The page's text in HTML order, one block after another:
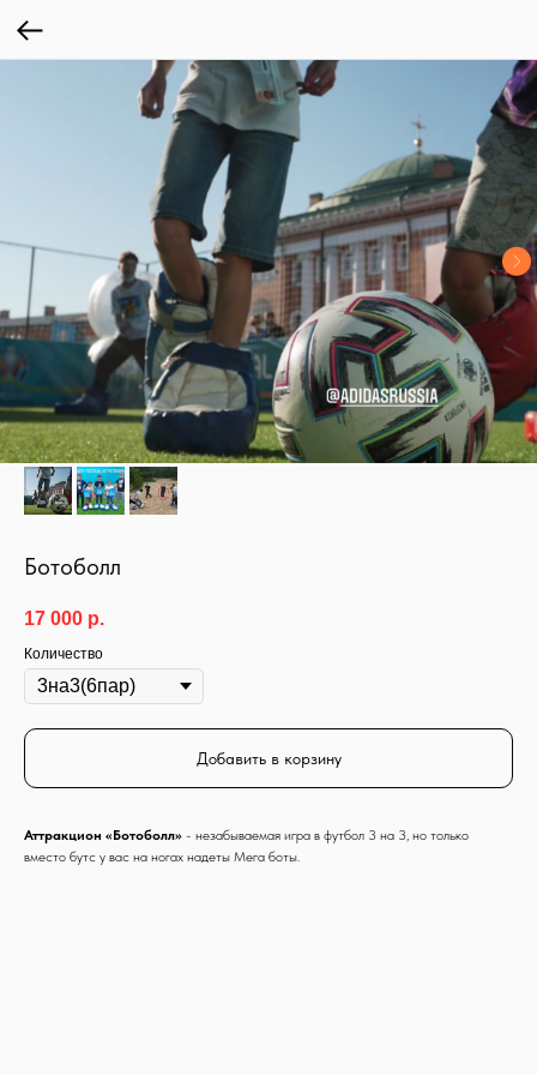
Ботоболл
17 000 р.
Количество
Добавить в корзину
Аттракцион «Ботоболл» - незабываемая игра в футбол 3 на 3, но только
вместо бутс у вас на ногах надеты Мега боты.